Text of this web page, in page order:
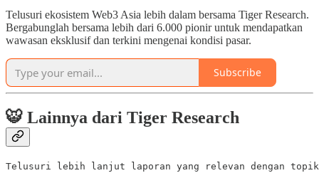
Telusuri ekosistem Web3 Asia lebih dalam bersama Tiger Research.
Bergabunglah bersama lebih dari 6.000 pionir untuk mendapatkan
wawasan eksklusif dan terkini mengenai kondisi pasar.
Subscribe
🐯 Lainnya dari Tiger Research
Telusuri lebih lanjut laporan yang relevan dengan